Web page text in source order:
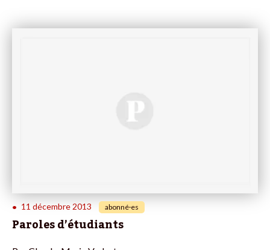
• 11 décembre 2013 abonné·es
Paroles d’étudiants